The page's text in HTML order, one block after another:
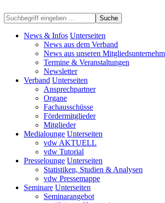
Suche
News & Infos Unterseiten
News aus dem Verband
News aus unseren
Termine & Veranstaltungen
Newsletter
Verband Unterseiten
Ansprechpartner
Organe
Fachausschüsse
Fördermitglieder
Mitglieder
Medialounge Unterseiten
vdw AKTUELL
vdw Tutorial
Presselounge Unterseiten
Statistiken, Studien & Analysen
vdw Pressemappe
Seminare Unterseiten
Seminarangebot